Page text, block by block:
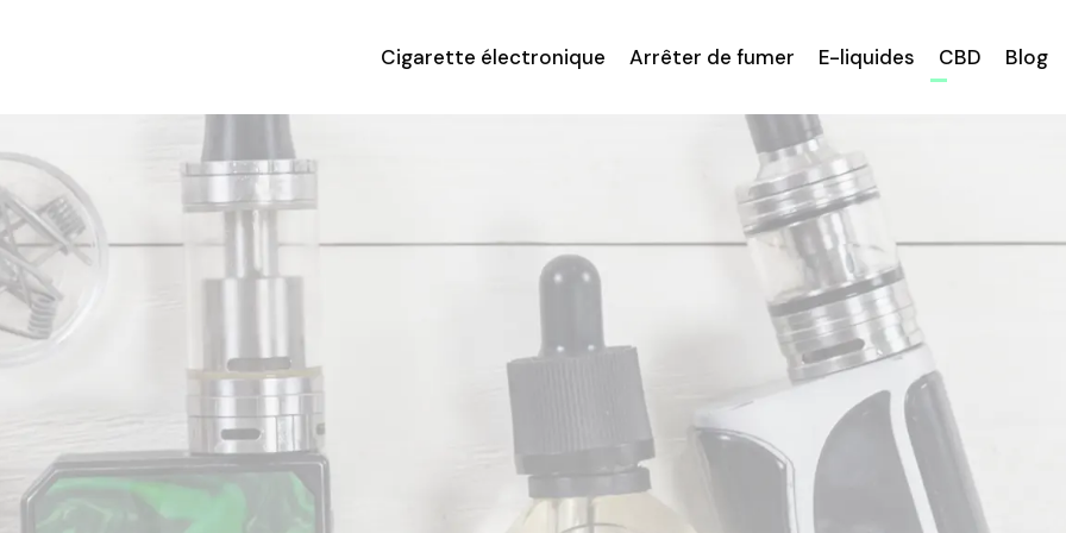
Cigarette électronique Arrêter de fumer E-liquides CBD Blog